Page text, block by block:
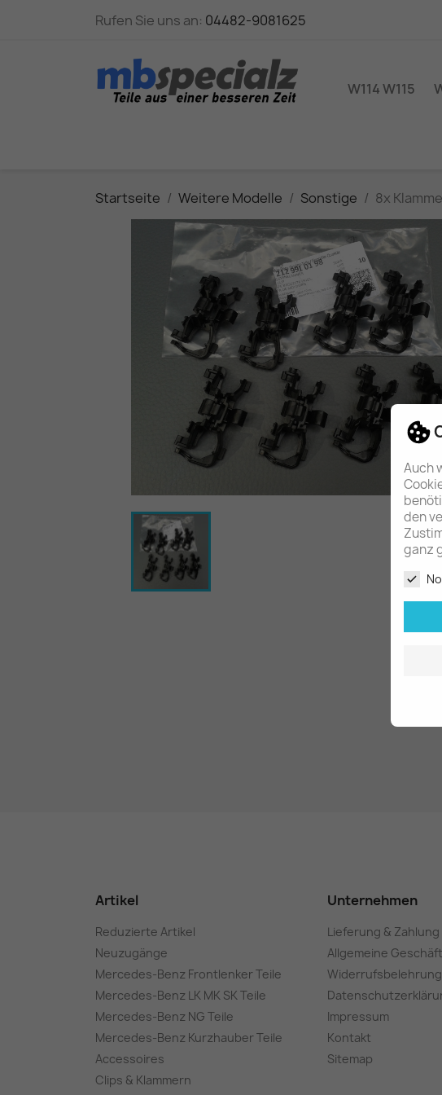
Auch
den
ganz
Rufen Sie uns an: 04482-9081625
W114 W115
Startseite Weitere Modelle Sonstige 8x
Artikel
Reduzierte Artikel
Neuzugänge
Mercedes-Benz Frontlenker Teile
Mercedes-Benz LK MK SK Teile
Mercedes-Benz NG Teile
Mercedes-Benz Kurzhauber Teile
Accessoires
Clips & Klammern
Unternehmen
Lieferung & Zahlung
Allgemeine
Widerrufsbelehrung
Impressum
Kontakt
Sitemap